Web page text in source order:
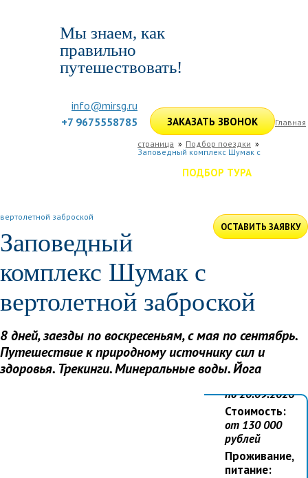
Мы знаем, как
правильно
путешествовать!
info@mirsg.ru
+7 9675558785
ЗАКАЗАТЬ ЗВОНОК
ПОДБОР ТУРА
ОСТАВИТЬ ЗАЯВКУ
Главная
страница
Подбор поездки
Заповедный комплекс Шумак с
вертолетной заброской
Заповедный
комплекс Шумак с
вертолетной заброской
8 дней, заезды по воскресеньям, с мая по сентябрь.
Путешествие к природному источнику сил и
здоровья. Трекинги. Минеральные воды. Йога
Даты
еженедельно
по
воскресеньям
по 20.09.2026
Стоимость:
от 130 000
рублей
Проживание,
питание: